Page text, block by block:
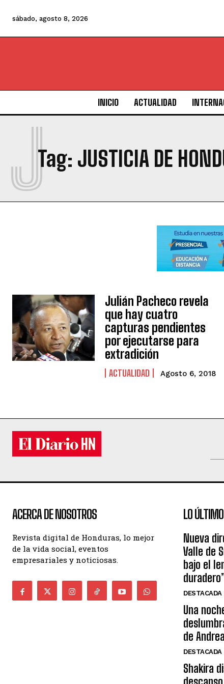
sábado, agosto 8, 2026
INICIO ACTUALIDAD
Tag: JUSTICIA DE
J
Julián Pacheco revela
que hay cuatro
capturas pendientes
por ejecutarse para
extradición
ACTUALIDAD Agosto 6, 2018
ACERCA DE NOSOTROS
Revista digital de Honduras, lo mejor
de la vida social, eventos
empresariales y noticiosas.
LO ÚLTIMO
Nueva
Valle de
bajo el
DESTACADA
Una
de
DESTACADA
Shakira